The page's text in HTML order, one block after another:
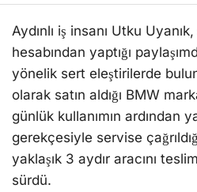
Aydınlı iş insanı Utku
hesabından yaptığı
yönelik sert eleştirilerde
olarak satın aldığı BMW
günlük kullanımın ardından
gerekçesiyle servise
yaklaşık 3 aydır aracını
sürdü.